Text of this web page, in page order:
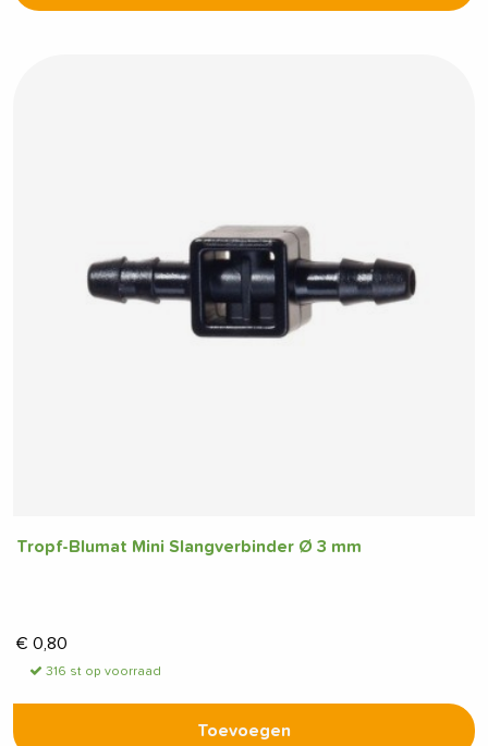
Tropf-Blumat Mini Slangverbinder Ø 3 mm
€ 0,80
316 st op voorraad
Toevoegen